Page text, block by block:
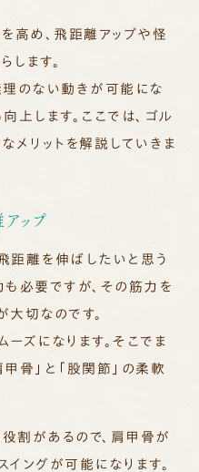
高め、飛距離アップや怪
ます。
理のない動きが可能にな
上します。ここでは、ゴル
メリットを解説していきま
ップ
距離を伸ばしたいと思う
必要ですが、その筋力を
切なのです。
ズになります。そこでま
骨」と「股関節」の柔軟
割があるので、肩甲骨が
ングが可能になります。